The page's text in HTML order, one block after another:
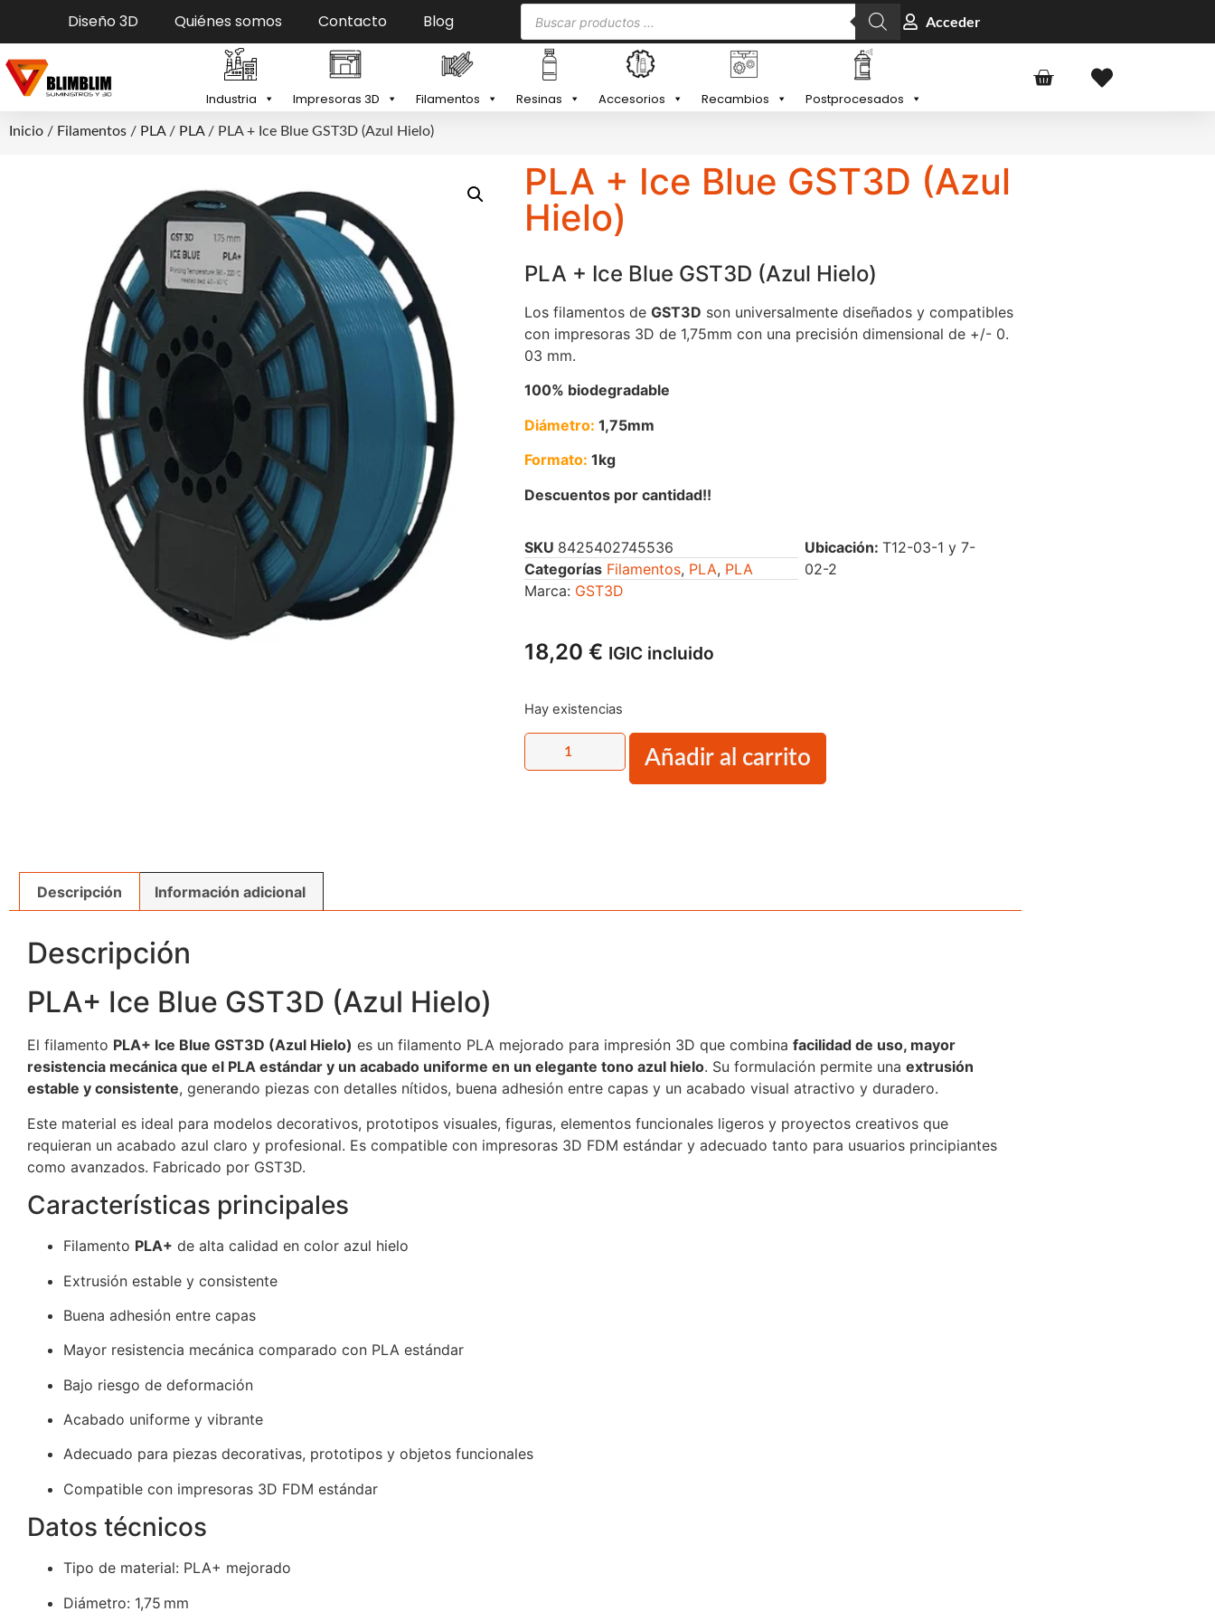
Diseño 3D Quiénes somos Contacto Blog Acceder
Industria Impresoras 3D Filamentos Resinas Accesorios Recambios Postprocesados
Inicio / Filamentos / PLA/ PLA/ PLA + Ice Blue GST3D (Azul Hielo)
PLA + Ice Blue GST3D (Azul
Hielo)
PLA + Ice Blue GST3D (Azul Hielo)
Los filamentos de GST3D son universalmente diseñados y compatibles
con impresoras 3D de 1,75mm con una precisión dimensional de +/- 0.
03 mm.
100% biodegradable
Diámetro: 1,75mm
Formato: 1kg
Descuentos por cantidad!!
SKU 8425402745536
Categorías Filamentos, PLA, PLA
Marca: GST3D
Ubicación: T12-03-1 y 7-
02-2
18,20 € IGIC incluido
Hay existencias
Añadir al carrito
Descripción Información adicional
Descripción
PLA+ Ice Blue GST3D (Azul Hielo)
El filamento PLA+ Ice Blue GST3D (Azul Hielo) es un filamento PLA mejorado para impresión 3D que combina facilidad de uso, mayor
resistencia mecánica que el PLA estándar y un acabado uniforme en un elegante tono azul hielo. Su formulación permite una extrusión
estable y consistente, generando piezas con detalles nítidos, buena adhesión entre capas y un acabado visual atractivo y duradero.
Este material es ideal para modelos decorativos, prototipos visuales, figuras, elementos funcionales ligeros y proyectos creativos que
requieran un acabado azul claro y profesional. Es compatible con impresoras 3D FDM estándar y adecuado tanto para usuarios principiantes
como avanzados. Fabricado por GST3D.
Características principales
Filamento PLA+ de alta calidad en color azul hielo
Extrusión estable y consistente
Buena adhesión entre capas
Mayor resistencia mecánica comparado con PLA estándar
Bajo riesgo de deformación
Acabado uniforme y vibrante
Adecuado para piezas decorativas, prototipos y objetos funcionales
Compatible con impresoras 3D FDM estándar
Datos técnicos
Tipo de material: PLA+ mejorado
Diámetro: 1,75 mm